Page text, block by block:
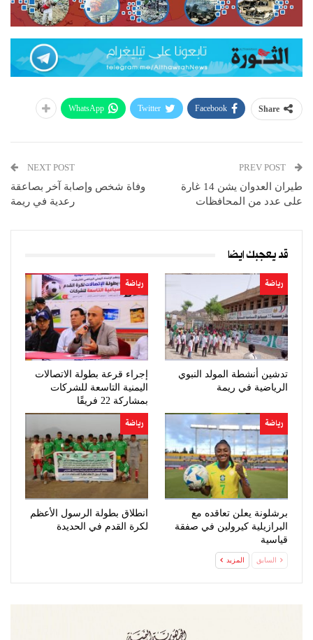
Share
Facebook
Twitter
WhatsApp
طيران العدوان يشن 14 غارة
على عدد من المحافظات
NEXT POST
وفاة شخص وإصابة آخر بصاعقة
رعدية في ريمة
قد يعجبك ايضا
رياضة
تدشين أنشطة المولد النبوي
الرياضية في ريمة
رياضة
إجراء قرعة بطولة الاتصالات
اليمنية التاسعة للشركات
بمشاركة 22 فريقًا
رياضة
برشلونة يعلن تعاقده مع
البرازيلية كيرولين في صفقة
قياسية
رياضة
انطلاق بطولة الرسول الأعظم
لكرة القدم في الحديدة
السابق المزيد